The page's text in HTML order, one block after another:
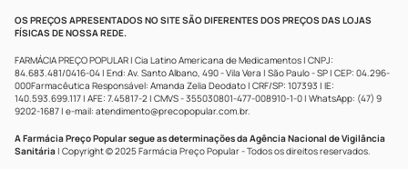
OS PREÇOS APRESENTADOS NO SITE SÃO DIFERENTES DOS PREÇOS DAS LOJAS
FÍSICAS DE NOSSA REDE.
FARMÁCIA PREÇO POPULAR | Cia Latino Americana de Medicamentos | CNPJ:
84.683.481/0416-04 | End: Av. Santo Albano, 490 - Vila Vera | São Paulo - SP | CEP: 04.296-
000Farmacêutica Responsável: Amanda Zelia Deodato | CRF/SP: 107393 | IE:
140.593.699.117 | AFE: 7.45817-2 | CMVS - 355030801-477-008910-1-0 | WhatsApp: (47) 9
9202-1687 | e-mail: atendimento@precopopular.com.br.
A Farmácia Preço Popular segue as determinações da Agência Nacional de Vigilância
Sanitária | Copyright © 2025 Farmácia Preço Popular - Todos os direitos reservados.